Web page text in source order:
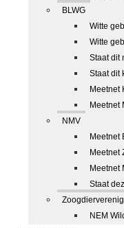
BLWG
Witte
Witte
Staat dit
Staat dit
Meetnet
Meetnet
NMV
Meetnet
Meetnet
Meetnet
Staat
NEM